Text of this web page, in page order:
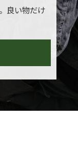
良い物だけ